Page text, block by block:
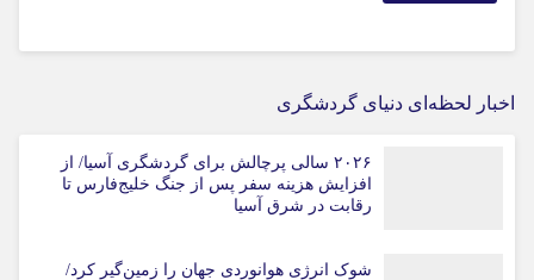
اخبار لحظه‌ای دنیای گردشگری
۲۰۲۶ سالی پرچالش برای گردشگری آسیا/ از
افزایش هزینه سفر پس از جنگ خلیج‌فارس تا
رقابت در شرق آسیا
شوک انرژی هوانوردی جهان را زمین‌گیر کرد/